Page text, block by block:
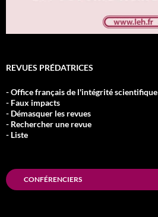
REVUES PRÉDATRICES
- Office français de l'intégrité scientifique
- Faux impacts
- Démasquer les revues
- Rechercher une revue
- Liste
CONFÉRENCIERS